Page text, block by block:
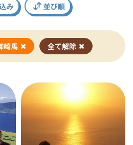
み 並び順
崎馬 全て解除